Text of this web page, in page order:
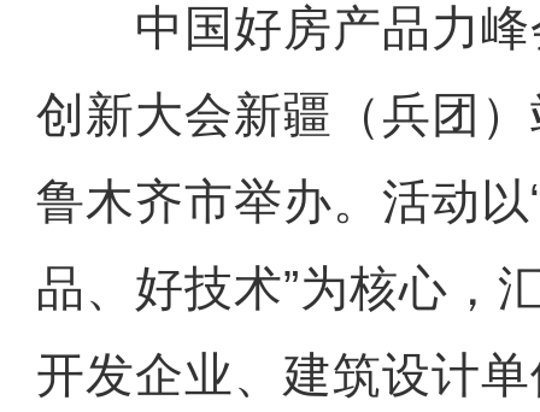
中国好房产品力峰
创新大会新疆（兵团
鲁木齐市举办。活动
品、好技术”为核心，
开发企业、建筑设计